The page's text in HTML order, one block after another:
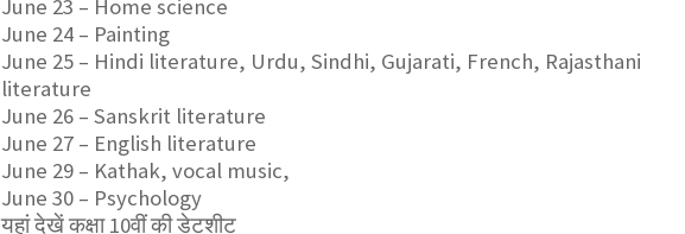
June 23 – Home science
June 24 – Painting
June 25 – Hindi literature, Urdu, Sindhi, Gujarati, French, Rajasthani
literature
June 26 – Sanskrit literature
June 27 – English literature
June 29 – Kathak, vocal music,
June 30 – Psychology
यहां देखें कक्षा 10वीं की डेटशीट